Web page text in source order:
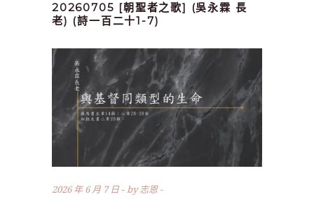
20260705 [朝聖者之歌] (吳永霖 長
老) (詩一百二十1-7)
2026 年 6 月 7 日 by志恩